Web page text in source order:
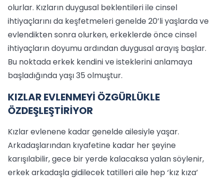
olurlar. Kızların duygusal beklentileri ile cinsel
ihtiyaçlarını da keşfetmeleri genelde 20’li yaşlarda ve
evlendikten sonra olurken, erkeklerde önce cinsel
ihtiyaçların doyumu ardından duygusal arayış başlar.
Bu noktada erkek kendini ve isteklerini anlamaya
başladığında yaşı 35 olmuştur.
KIZLAR EVLENMEYİ ÖZGÜRLÜKLE
ÖZDEŞLEŞTİRİYOR
Kızlar evlenene kadar genelde ailesiyle yaşar.
Arkadaşlarından kıyafetine kadar her şeyine
karışılabilir, gece bir yerde kalacaksa yalan söylenir,
erkek arkadaşla gidilecek tatilleri aile hep ‘kız kıza’